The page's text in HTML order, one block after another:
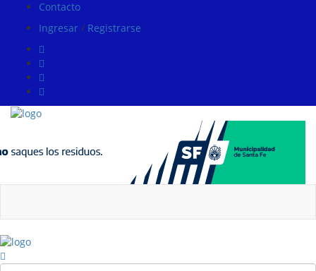
Contacto
Ingresar / Registrarse